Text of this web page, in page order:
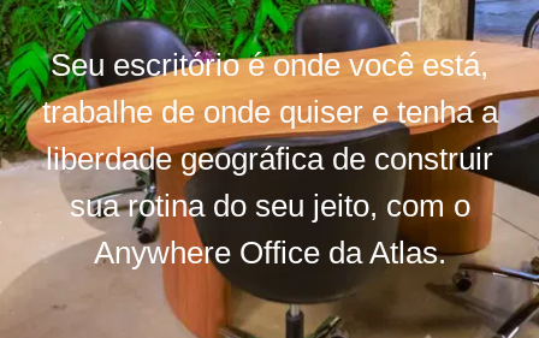
Seu escritório é onde você está,
trabalhe de onde quiser e tenha a
liberdade geográfica de construir
sua rotina do seu jeito, com o
Anywhere Office da Atlas.